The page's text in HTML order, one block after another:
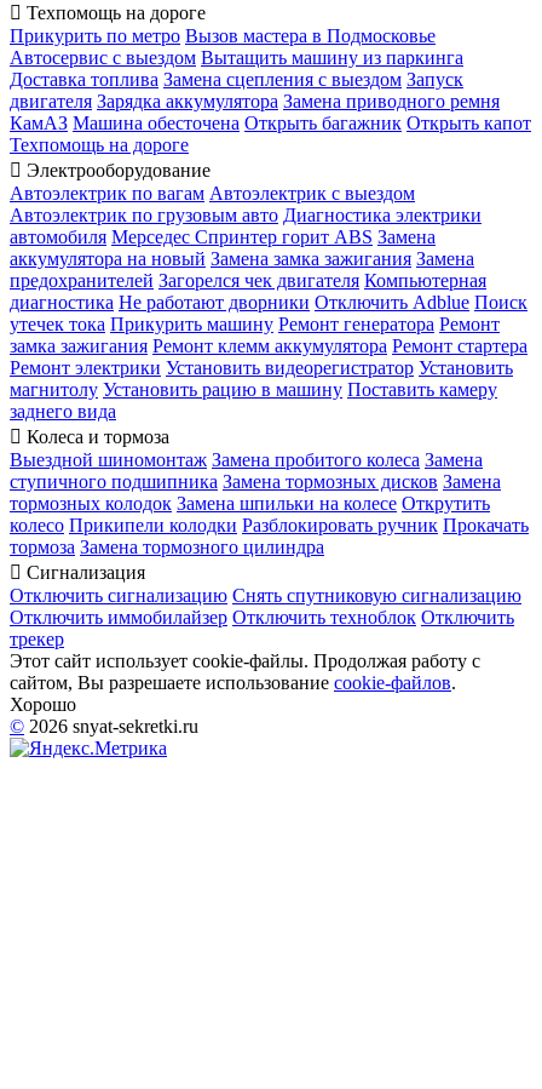
 Техпомощь на дороге
Прикурить по метро Вызов мастера в Подмосковье
Автосервис с выездом Вытащить машину из паркинга
Доставка топлива Замена сцепления с выездом Запуск
двигателя Зарядка аккумулятора Замена приводного ремня
КамАЗ Машина обесточена Открыть багажник Открыть капот
Техпомощь на дороге
 Электрооборудование
Автоэлектрик по вагам Автоэлектрик с выездом
Автоэлектрик по грузовым авто Диагностика электрики
автомобиля Мерседес Спринтер горит ABS Замена
аккумулятора на новый Замена замка зажигания Замена
предохранителей Загорелся чек двигателя Компьютерная
диагностика Не работают дворники Отключить Adblue Поиск
утечек тока Прикурить машину Ремонт генератора Ремонт
замка зажигания Ремонт клемм аккумулятора Ремонт стартера
Ремонт электрики Установить видеорегистратор Установить
магнитолу Установить рацию в машину Поставить камеру
заднего вида
 Колеса и тормоза
Выездной шиномонтаж Замена пробитого колеса Замена
ступичного подшипника Замена тормозных дисков Замена
тормозных колодок Замена шпильки на колесе Открутить
колесо Прикипели колодки Разблокировать ручник Прокачать
тормоза Замена тормозного цилиндра
 Сигнализация
Отключить сигнализацию Снять спутниковую сигнализацию
Отключить иммобилайзер Отключить техноблок Отключить
трекер
Этот сайт использует cookie-файлы. Продолжая работу с
сайтом, Вы разрешаете использование cookie-файлов.
Хорошо
© 2026 snyat-sekretki.ru